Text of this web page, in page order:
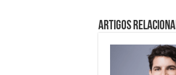
b
t
e
Artigos